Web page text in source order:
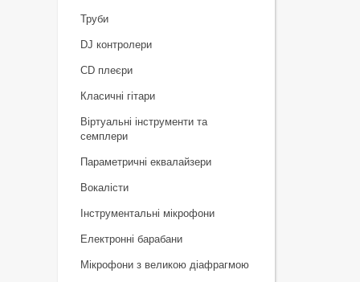
Труби
DJ контролери
CD плеєри
Класичні гітари
Віртуальні інструменти та
семплери
Параметричні еквалайзери
Вокалісти
Інструментальні мікрофони
Електронні барабани
Мікрофони з великою діафрагмою